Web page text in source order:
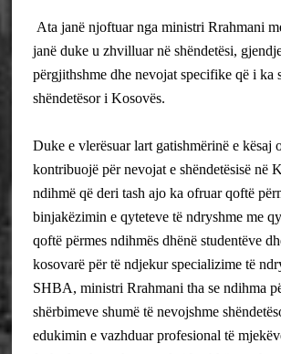
Ata janë njoftuar nga ministri Rrahmani
janë duke u zhvilluar në shëndetësi,
përgjithshme dhe nevojat specifike që i ka
shëndetësor i Kosovës.
Duke e vlerësuar lart gatishmërinë e kësaj
kontribuojë për nevojat e shëndetësisë në
ndihmë që deri tash ajo ka ofruar qoftë
binjakëzimin e qyteteve të ndryshme me
qoftë përmes ndihmës dhënë studentëve
kosovarë për të ndjekur specializime të
SHBA, ministri Rrahmani tha se ndihma
shërbimeve shumë të nevojshme
edukimin e vazhduar profesional të